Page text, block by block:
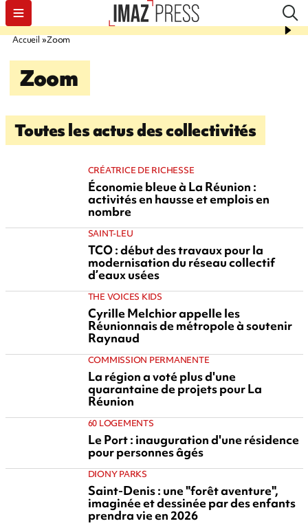
Accueil Zoom
Zoom
Toutes les actus des collectivités
CRÉATRICE DE RICHESSE
Économie bleue à La Réunion :
activités en hausse et emplois en
nombre
SAINT-LEU
TCO : début des travaux pour la
modernisation du réseau collectif
d’eaux usées
THE VOICES KIDS
Cyrille Melchior appelle les
Réunionnais de métropole à soutenir
Raynaud
COMMISSION PERMANENTE
La région a voté plus d'une
quarantaine de projets pour La
Réunion
60 LOGEMENTS
Le Port : inauguration d'une résidence
pour personnes âgés
DIONY PARKS
Saint-Denis : une "forêt aventure",
imaginée et dessinée par des enfants
prendra vie en 2026